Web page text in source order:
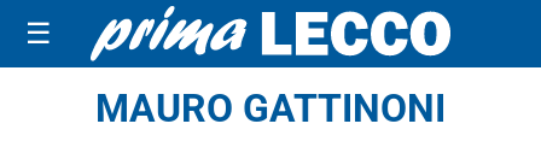
☰
MAURO GATTINONI